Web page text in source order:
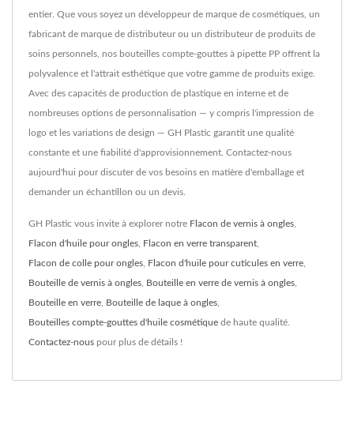
entier. Que vous soyez un développeur de marque de cosmétiques, un
fabricant de marque de distributeur ou un distributeur de produits de
soins personnels, nos bouteilles compte-gouttes à pipette PP offrent la
polyvalence et l'attrait esthétique que votre gamme de produits exige.
Avec des capacités de production de plastique en interne et de
nombreuses options de personnalisation — y compris l'impression de
logo et les variations de design — GH Plastic garantit une qualité
constante et une fiabilité d'approvisionnement. Contactez-nous
aujourd'hui pour discuter de vos besoins en matière d'emballage et
demander un échantillon ou un devis.
GH Plastic vous invite à explorer notre Flacon de vernis à ongles
Flacon d'huile pour ongles Flacon en verre transparent
Flacon de colle pour ongles Flacon d'huile pour cuticules en verre
Bouteille de vernis à ongles Bouteille en verre de vernis à ongles
Bouteille en verre Bouteille de laque à ongles
Bouteilles compte-gouttes d'huile cosmétique de haute qualité.
Contactez-nous pour plus de détails !